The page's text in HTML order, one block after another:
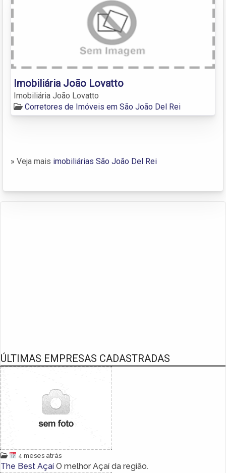
Imobiliária João Lovatto
Imobiliária João Lovatto
Corretores de Imóveis em São João Del Rei
» Veja mais imobiliárias São João Del Rei
ÚLTIMAS EMPRESAS CADASTRADAS
4 meses atrás
The Best Açaí O melhor Açaí da região.